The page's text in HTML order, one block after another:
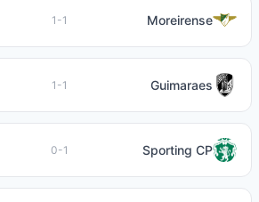
1-1 Moreirense
1-1 Guimaraes
0-1 Sporting CP